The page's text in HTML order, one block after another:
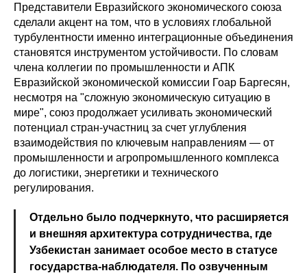
Представители Евразийского экономического союза
сделали акцент на том, что в условиях глобальной
турбулентности именно интеграционные объединения
становятся инструментом устойчивости. По словам
члена коллегии по промышленности и АПК
Евразийской экономической комиссии Гоар Баргесян,
несмотря на "сложную экономическую ситуацию в
мире", союз продолжает усиливать экономический
потенциал стран-участниц за счет углубления
взаимодействия по ключевым направлениям — от
промышленности и агропромышленного комплекса
до логистики, энергетики и технического
регулирования.
Отдельно было подчеркнуто, что расширяется
и внешняя архитектура сотрудничества, где
Узбекистан занимает особое место в статусе
государства-наблюдателя. По озвученным